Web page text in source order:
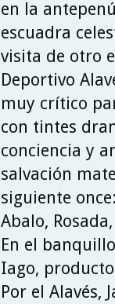
en la
escuadra
visita de otro
Deportivo
muy crítico
con tintes
conciencia y
salvación
siguiente
Abalo,
En el
Iago,
Por el Alavés,